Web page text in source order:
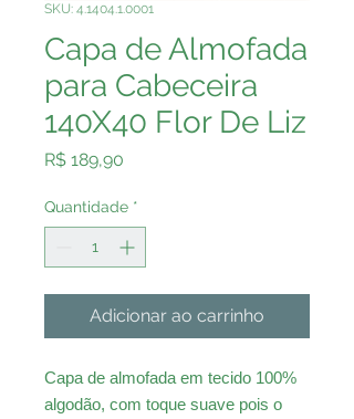
SKU: 4.1404.1.0001
Capa de Almofada
para Cabeceira
140X40 Flor De Liz
R$ 189,90
Quantidade *
Adicionar ao carrinho
Capa de almofada em tecido 100%
algodão, com toque suave pois o